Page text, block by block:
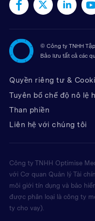
© Công ty TNHH
Bảo lưu tất cả các
Quyền riêng tư &
Tuyên bố chế độ nô lệ
Than phiền
Liên hệ với chúng tôi
Công ty TNHH Optimise
với Cơ quan Quản lý Tài
môi giới tín dụng và bảo
được phân loại là công ty
ty cho vay).